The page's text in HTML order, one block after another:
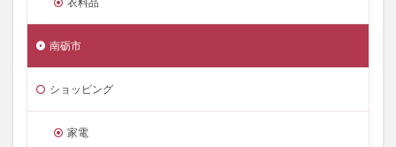
南砺市
ショッピング
家電